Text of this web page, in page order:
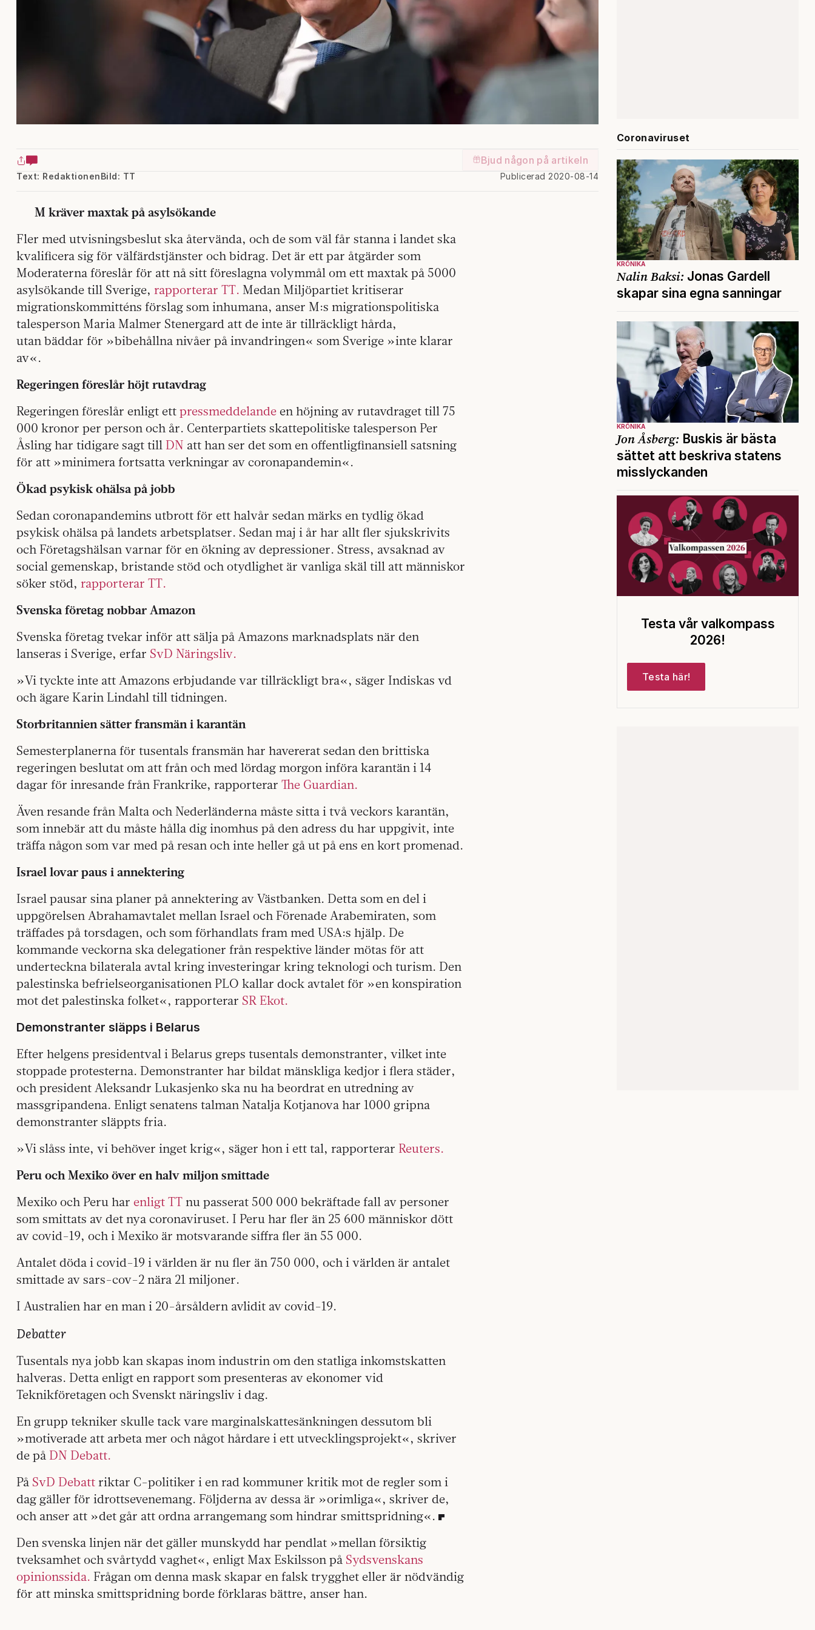
Bjud någon på artikeln
Text: Redaktionen Publicerad 2020-08-14
Bild: TT
M kräver maxtak på asylsökande
Fler med utvisningsbeslut ska återvända, och de som väl får stanna i landet ska
kvalificera sig för välfärdstjänster och bidrag. Det är ett par åtgärder som
Moderaterna föreslår för att nå sitt föreslagna volymmål om ett maxtak på 5000
asylsökande till Sverige, rapporterar TT. Medan Miljöpartiet kritiserar
migrationskommitténs förslag som inhumana, anser M:s migrationspolitiska
talesperson Maria Malmer Stenergard att de inte är tillräckligt hårda,
utan bäddar för »bibehållna nivåer på invandringen« som Sverige »inte klarar
av«.
Regeringen föreslår höjt rutavdrag
Regeringen föreslår enligt ett pressmeddelande en höjning av rutavdraget till 75
000 kronor per person och år. Centerpartiets skattepolitiske talesperson Per
Åsling har tidigare sagt till DN att han ser det som en offentligfinansiell satsning
för att »minimera fortsatta verkningar av coronapandemin«.
Ökad psykisk ohälsa på jobb
Sedan coronapandemins utbrott för ett halvår sedan märks en tydlig ökad
psykisk ohälsa på landets arbetsplatser. Sedan maj i år har allt fler sjukskrivits
och Företagshälsan varnar för en ökning av depressioner. Stress, avsaknad av
social gemenskap, bristande stöd och otydlighet är vanliga skäl till att människor
söker stöd, rapporterar TT.
Svenska företag nobbar Amazon
Svenska företag tvekar inför att sälja på Amazons marknadsplats när den
lanseras i Sverige, erfar SvD Näringsliv.
»Vi tyckte inte att Amazons erbjudande var tillräckligt bra«, säger Indiskas vd
och ägare Karin Lindahl till tidningen.
Storbritannien sätter fransmän i karantän
Semesterplanerna för tusentals fransmän har havererat sedan den brittiska
regeringen beslutat om att från och med lördag morgon införa karantän i 14
dagar för inresande från Frankrike, rapporterar The Guardian.
Även resande från Malta och Nederländerna måste sitta i två veckors karantän,
som innebär att du måste hålla dig inomhus på den adress du har uppgivit, inte
träffa någon som var med på resan och inte heller gå ut på ens en kort promenad.
Israel lovar paus i annektering
Israel pausar sina planer på annektering av Västbanken. Detta som en del i
uppgörelsen Abrahamavtalet mellan Israel och Förenade Arabemiraten, som
träffades på torsdagen, och som förhandlats fram med USA:s hjälp. De
kommande veckorna ska delegationer från respektive länder mötas för att
underteckna bilaterala avtal kring investeringar kring teknologi och turism. Den
palestinska befrielseorganisationen PLO kallar dock avtalet för »en konspiration
mot det palestinska folket«, rapporterar SR Ekot.
Demonstranter släpps i Belarus
Efter helgens presidentval i Belarus greps tusentals demonstranter, vilket inte
stoppade protesterna. Demonstranter har bildat mänskliga kedjor i flera städer,
och president Aleksandr Lukasjenko ska nu ha beordrat en utredning av
massgripandena. Enligt senatens talman Natalja Kotjanova har 1000 gripna
demonstranter släppts fria.
»Vi slåss inte, vi behöver inget krig«, säger hon i ett tal, rapporterar Reuters.
Peru och Mexiko över en halv miljon smittade
Mexiko och Peru har enligt TT nu passerat 500 000 bekräftade fall av personer
som smittats av det nya coronaviruset. I Peru har fler än 25 600 människor dött
av covid-19, och i Mexiko är motsvarande siffra fler än 55 000.
Antalet döda i covid-19 i världen är nu fler än 750 000, och i världen är antalet
smittade av sars-cov-2 nära 21 miljoner.
I Australien har en man i 20-årsåldern avlidit av covid-19.
Debatter
Tusentals nya jobb kan skapas inom industrin om den statliga inkomstskatten
halveras. Detta enligt en rapport som presenteras av ekonomer vid
Teknikföretagen och Svenskt näringsliv i dag.
En grupp tekniker skulle tack vare marginalskattesänkningen dessutom bli
»motiverade att arbeta mer och något hårdare i ett utvecklingsprojekt«, skriver
de på DN Debatt.
På SvD Debatt riktar C-politiker i en rad kommuner kritik mot de regler som i
dag gäller för idrottsevenemang. Följderna av dessa är »orimliga«, skriver de,
och anser att »det går att ordna arrangemang som hindrar smittspridning«.
Den svenska linjen när det gäller munskydd har pendlat »mellan försiktig
tveksamhet och svårtydd vaghet«, enligt Max Eskilsson på Sydsvenskans
opinionssida. Frågan om denna mask skapar en falsk trygghet eller är nödvändig
för att minska smittspridning borde förklaras bättre, anser han.
Coronaviruset
KRÖNIKA
Nalin Baksi: Jonas Gardell
skapar sina egna sanningar
KRÖNIKA
Jon Åsberg: Buskis är bästa
sättet att beskriva statens
misslyckanden
Testa vår valkompass
2026!
Testa här!